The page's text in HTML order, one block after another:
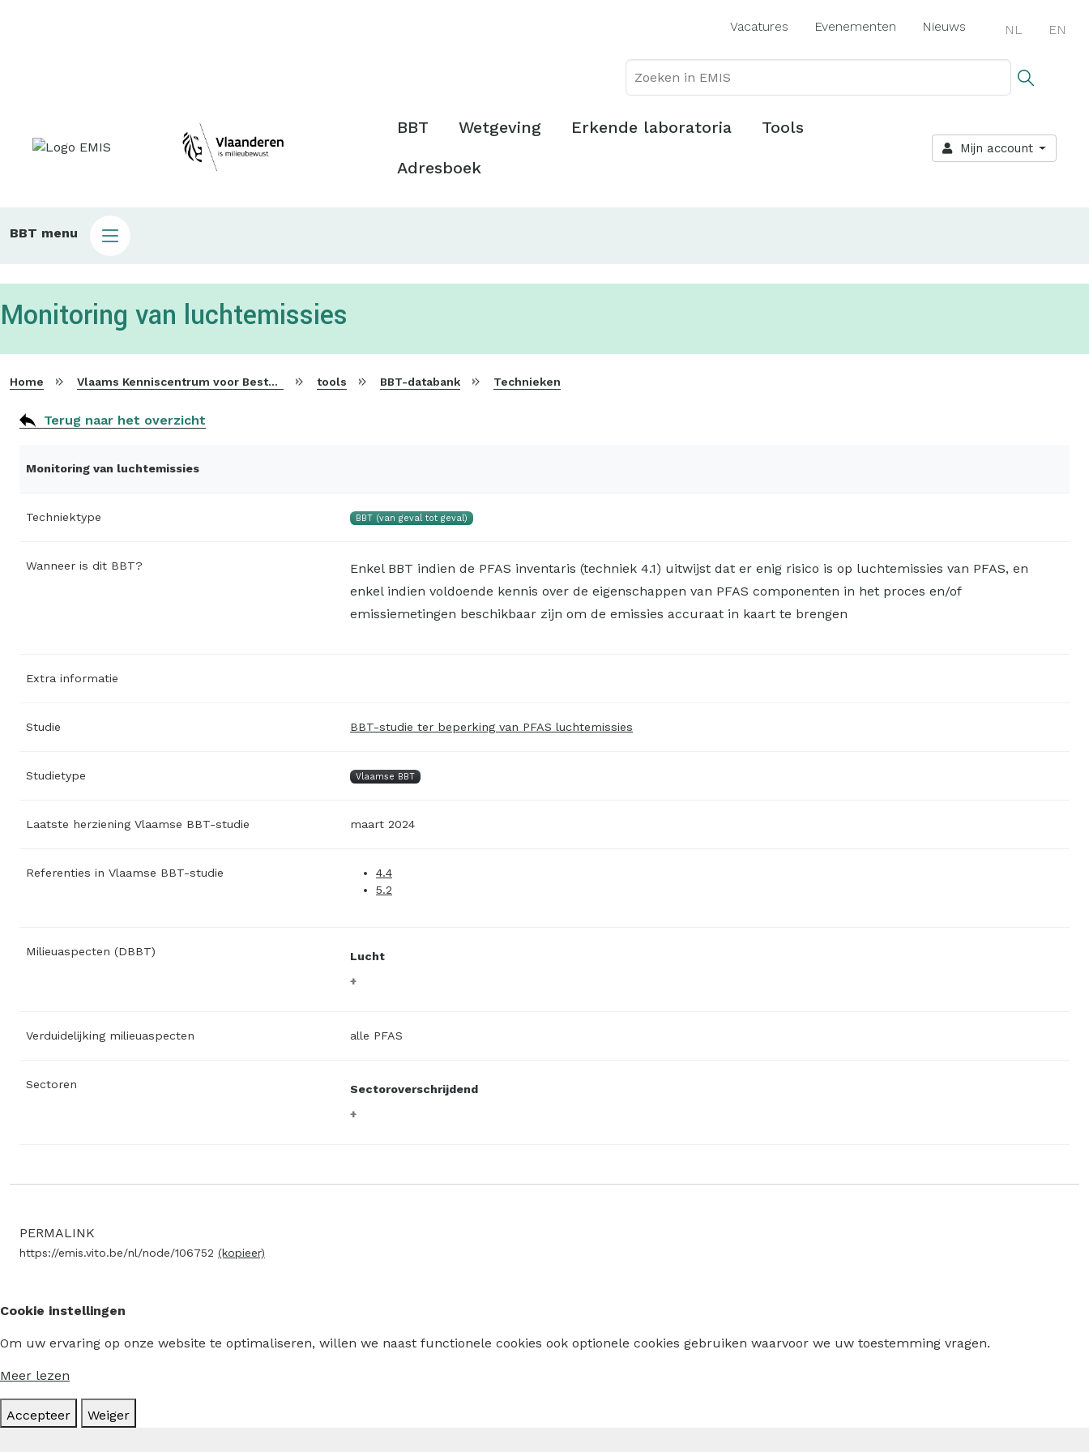
Vacatures Evenementen Nieuws NL EN
Hoofdmenu
BBT Wetgeving Erkende laboratoria Tools
Adresboek
Mijn account
Main
bbt
BBT menu
Monitoring van luchtemissies
Home Vlaams Kenniscentrum voor Beste Beschikbare Technieken tools BBT-databank Technieken
Terug naar het overzicht
Monitoring van luchtemissies
Techniektype BBT (van geval tot geval)
Wanneer is dit BBT?
Enkel BBT indien de PFAS inventaris (techniek 4.1) uitwijst dat er enig risico is op luchtemissies van PFAS, en
enkel indien voldoende kennis over de eigenschappen van PFAS componenten in het proces en/of
emissiemetingen beschikbaar zijn om de emissies accuraat in kaart te brengen
Extra informatie
Studie BBT-studie ter beperking van PFAS luchtemissies
Studietype Vlaamse BBT
Laatste herziening Vlaamse BBT-studie maart 2024
Referenties in Vlaamse BBT-studie
4.4
5.2
Milieuaspecten (DBBT) Lucht
Verduidelijking milieuaspecten alle PFAS
Sectoren Sectoroverschrijdend
PERMALINK
https://emis.vito.be/nl/node/106752 (kopieer)
Cookie instellingen
Om uw ervaring op onze website te optimaliseren, willen we naast functionele cookies ook optionele cookies gebruiken waarvoor we uw toestemming vragen.
Meer lezen
Accepteer Weiger